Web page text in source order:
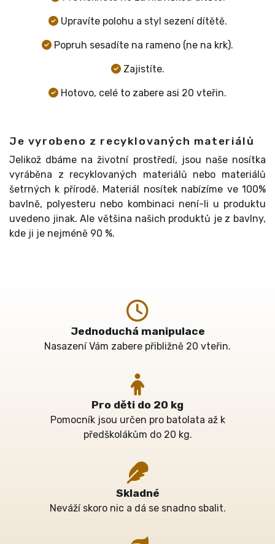
Jelikož dbáme na životní prostředí, jsou naše nosítka
vyráběna z recyklovaných materiálů nebo materiálů
kde ji je nejméně 90 %.
Pro děti do 20 kg
Pomocník jsou určen pro batolata až k
předškolákům do 20 kg.
Skladné
Neváží skoro nic a dá se snadno sbalit.
Z recyklovaných materiálů
Vyrobené z recyklovaných nebo materiálů
šetrných k přírodě.